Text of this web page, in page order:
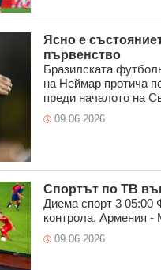
Ясно е
първенство
Бразилската
на Неймар протича
преди началото на
09.06.2026
Спортът по ТВ
Диема спорт 3 05:00
контрола, Армения -
09.06.2026